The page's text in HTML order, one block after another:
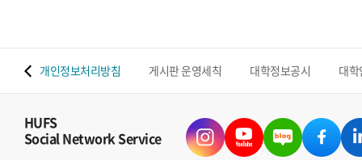
개인정보처리방침 게시판 운영세칙 대학정보공시 대
HUFS
Social Network Service